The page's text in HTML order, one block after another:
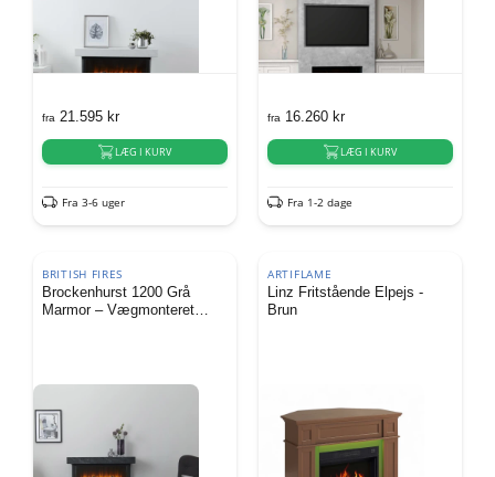
fra 21.595 kr
LÆG I KURV
Fra 3-6 uger
fra 16.260 kr
LÆG I KURV
Fra 1-2 dage
BRITISH FIRES
Brockenhurst 1200 Grå
Marmor – Vægmonteret
ARTIFLAME
Linz Fritstående Elpejs -
Brun